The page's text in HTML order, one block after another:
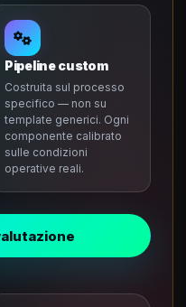
Pipeline custom
Costruita sul processo
specifico — non su
template generici. Ogni
componente calibrato
sulle condizioni
operative reali.